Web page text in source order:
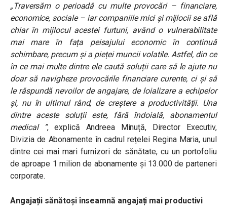
„Traversăm o perioadă cu multe provocări – financiare,
economice, sociale – iar companiile mici și mijlocii se află
chiar în mijlocul acestei furtuni, având o vulnerabilitate
mai mare în fața peisajului economic în continuă
schimbare, precum și a pieței muncii volatile. Astfel, din ce
în ce mai multe dintre ele caută soluții care să le ajute nu
doar să navigheze provocările financiare curente, ci și să
le răspundă nevoilor de angajare, de loializare a echipelor
și, nu în ultimul rând, de creștere a productivității. Una
dintre aceste soluții este, fără îndoială, abonamentul
medical ”, explică Andreea Minuță, Director Executiv,
Divizia de Abonamente în cadrul rețelei Regina Maria, unul
dintre cei mai mari furnizori de sănătate, cu un portofoliu
de aproape 1 milion de abonamente și 13.000 de parteneri
corporate.
Angajații sănătoși înseamnă angajați mai productivi